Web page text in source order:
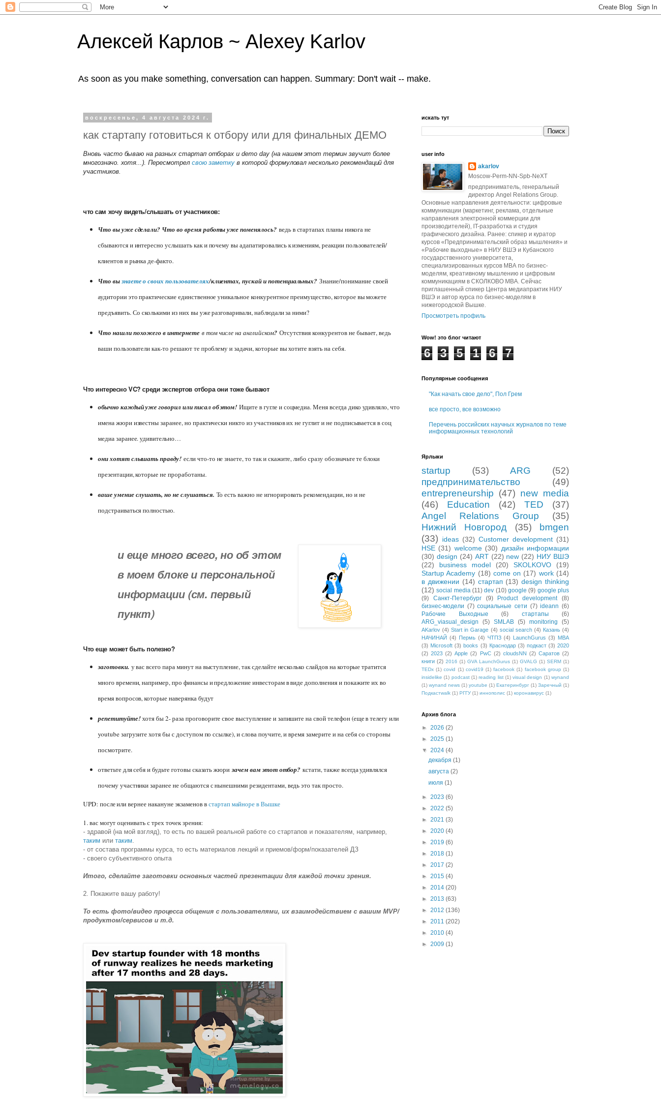
Алексей Карлов ~ Alexey Karlov
As soon as you make something, conversation can happen. Summary: Don't wait -- make.
воскресенье, 4 августа 2024 г.
как стартапу готовиться к отбору или для финальных ДЕМО
Вновь часто бываю на разных стартап отборах и demo day (на нашем этот термин звучит более
многозначо. хотя...). Пересмотрел свою заметку в которойформуловал несколько рекомендаций для
участников.
что сам хочу видеть/слышать от участников:
Что вы уже сделали? Что во время работы уже поменялось? ведь в стартапах планы никога не
сбываются и интересно услышать как и почему вы адапатировались к измениям, реакции пользователей/
клиентов и рынка де-факто.
Что вызнаете о своих пользователях/клиентах, пускай и потенциальных? Знание/понимание своей
аудитории это практические единственное уникальное конкурентное преимущество, которое вы можете
предъявить. Со сколькими из них вы уже разговаривали, наблюдали за ними?
Что нашли похожего в интернете в том числе на английском? Отсутствия конкурентов не бывает, ведь
ваши пользователи как-то решают те проблему и задачи, которые вы хотите взять на себя.
Что интересно VC? среди экспертов отбора они тоже бывают
обычно каждый уже говорил или писал об этом! Ищите в гугле и соцмедиа. Меня всегда дико удивляло, что
имена жюри известны заранее, но практически никто из участников их не гуглит и не подписывается в соц
медиа заранее. удивительно…
они хотят слышать правду! если что-то не знаете, то так и скажите, либо сразу обозначьте те блоки
презентации, которые не проработаны.
ваше умение слушать, но не слушаться. То есть важно не игнорировать рекомендации, но и не
подстраиваться полностью.
и еще много всего, но об этом
в моем блоке и персональной
информации (см. первый
пункт)
Что еще может быть полезно?
заготовки. у вас всего пара минут на выступление, так сделайте несколько слайдов на которые тратится
много времени, например, про финансы и предложение инвесторам в виде дополнения и покажите их во
время вопросов, которые наверянка будут
репетитуйте!хотя бы 2- раза проговорите свое выступление и запишите на свой телефон (еще в телегу или
youtube загрузите хотя бы с доступом по ссылке), и слова поучите, и время замерите и на себя со стороны
посмотрите.
ответьте для себя и будьте готовы сказать жюризачем вам этот отбор?кстати, также всегда удивлялся
почему участники заранее не общаются с нынешними резидентами, ведь это так просто.
UPD: после или вернее накануне экзаменов встартап майноре в Вышке
1. вас могут оценивать с трех точек зрения:
- здравой (на мой взгляд), то есть по вашей реальной работе со стартапов и показателям, например,
таким или таким.
- от состава программы курса, то есть материалов лекций и приемов/форм/показателей ДЗ
- своего субъективного опыта
Итого, сделайте заготовки основных частей презентации для каждой точки зрения.
2. Покажите вашу работу!
То есть фото/видео процесса общения с пользователями, их взаимодействием с вашим MVP/
продуктом/сервисов и т.д.
искать тут
user info
akarlov
Moscow-Perm-NN-Spb-NeXT
предприниматель, генеральный
директор Angel Relations Group.
Основные направления деятельности: цифровые
коммуникации (маркетинг, реклама, отдельные
направления электронной коммерции для
производителей), IT-разработка и студия
графического дизайна. Ранее: спикер и куратор
курсов «Предпринимательский образ мышления» и
«Рабочие выходные» в НИУ ВШЭ и Кубанского
государственного университета,
специализированных курсов МВА по бизнес-
моделям, креативному мышлению и цифровым
коммуникациям в СКОЛКОВО МВА. Сейчас
приглашенный спикер Центра медиапрактик НИУ
ВШЭ и автор курса по бизнес-моделям в
нижегородской Вышке.
Просмотреть профиль
Wow! это блог читают
6 3 5 1 6 7
Популярные сообщения
"Как начать свое дело", Пол Грем
все просто, все возможно
Перечень российских научных журналов по теме
информационных технологий
Ярлыки
startup (53) ARG
(52)
предпринимательство
(49)
entrepreneurship (47) new media
(46)
Education (42) TED
(37)
Angel Relations Group
(35)
Нижний Новгород
(35)
bmgen
(33)
ideas (32) Customer development (31)
HSE (31) welcome (30) дизайн информации
(30) design (24) ART (22) new (22) НИУ ВШЭ
(22)
business model (20) SKOLKOVO
(19)
Startup Academy (18) come on (17) work (14)
в движении (14) стартап (13) design thinking
(12) social media (11) dev (10) google (9) google plus
(9)
Санкт-Петербург (9) Product development
(8)
бизнес-модели (7) социальные сети (7) ideann (6)
Рабочие Выходные
(6) стартапы
(6)
ARG_viasual_design
(5) SMLAB (5) monitoring (5)
AKarlov (4) Start in Garage (4) social search (4) Казань (4)
НАЧИНАЙ (4) Пермь (4) ЧТПЗ (4) LaunchGurus (3) MBA
(3) Microsoft (3) books (3) Краснодар (3) подкаст (3) 2020
(2) 2023 (2) Apple (2) PwC (2) cloudsNN (2) Саратов (2)
книги (2) 2016 (1) GVA LaunchGurus (1) GVALG (1) SERM (1)
TEDx (1) covid (1) covid19 (1) facebook (1) facebook group (1)
insidelike (1) podcast (1) reading list (1) visual design (1) wynand
(1) wynand news (1) youtube (1) Екатеринбург (1) Заречный (1)
Подкастwalk (1) РГГУ (1) иннополис (1) коронавирус (1)
Архив блога
► 2026 (2)
► 2025 (1)
▼ 2024 (4)
декабря(1)
августа(2)
июля(1)
► 2023 (6)
► 2022 (5)
► 2021 (3)
► 2020 (4)
► 2019 (6)
► 2018 (1)
► 2017 (2)
► 2015 (4)
► 2014 (20)
► 2013 (63)
► 2012 (136)
► 2011 (202)
► 2010 (4)
► 2009 (1)